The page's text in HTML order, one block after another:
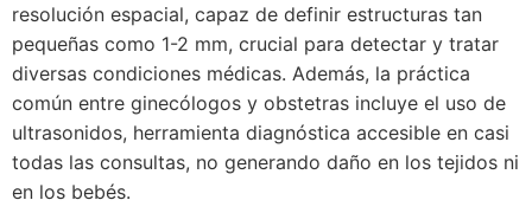
resolución espacial, capaz de definir estructuras tan
pequeñas como 1-2 mm, crucial para detectar y tratar
diversas condiciones médicas. Además, la práctica
común entre ginecólogos y obstetras incluye el uso de
ultrasonidos, herramienta diagnóstica accesible en casi
todas las consultas, no generando daño en los tejidos ni
en los bebés.